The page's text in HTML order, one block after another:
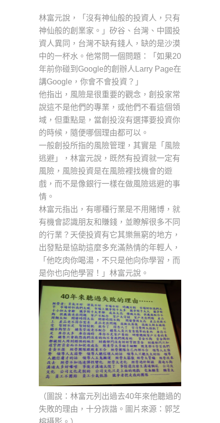
林富元說，「沒有神仙般的投資人，只有
神仙般的創業家。」矽谷、台灣、中國投
資人異同，台灣不缺有錢人，缺的是沙漠
中的一杯水。他常問一個問題：「如果20
年前你碰到Google的創辦人Larry Page在
講Google，你會不會投資？」
他指出，風險是很重要的觀念，創投家常
說這不是他們的專業，或他們不看這個領
域，但重點是，當創投沒有選擇要投資你
的時候，隨便哪個理由都可以。
一般創投所指的風險管理，其實是「風險
逃避」，林富元說，既然有投資就一定有
風險，風險投資是在風險裡找機會的遊
戲，而不是像銀行一樣在做風險逃避的事
情。
林富元指出，有哪種行業是不用賭博，就
有機會認識朋友和賺錢，並瞭解很多不同
的行業？天使投資有它其樂無窮的地方，
出發點是協助這麼多充滿熱情的年輕人，
「他吃肉你喝湯，不只是他向你學習，而
是你也向他學習！」林富元說。
（圖說：林富元列出過去40年來他聽過的
失敗的理由，十分詼諧。圖片來源：郭芝